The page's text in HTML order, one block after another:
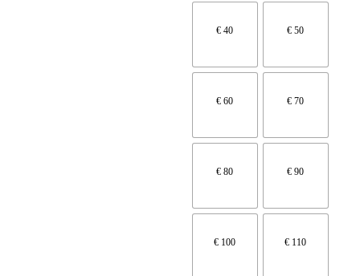
€ 40 € 50
€ 60 € 70
€ 80 € 90
€ 100 € 110